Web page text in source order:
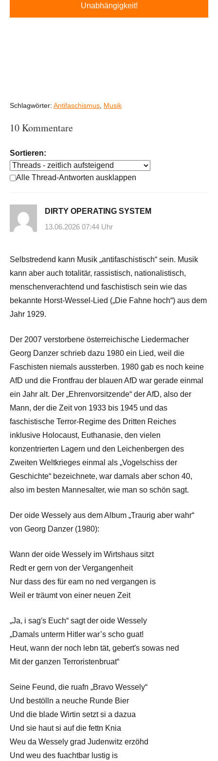
Unabhängigkeit!
Schlagwörter: Antifaschismus, Musik
10 Kommentare
Sortieren:
Alle Thread-Antworten ausklappen
DIRTY OPERATING SYSTEM
13.06.2026 07:44 Uhr
Selbstredend kann Musik „antifaschistisch“ sein. Musik
kann aber auch totalitär, rassistisch, nationalistisch,
menschenverachtend und faschistisch sein wie das
bekannte Horst-Wessel-Lied („Die Fahne hoch“) aus dem
Jahr 1929.
Der 2007 verstorbene österreichische Liedermacher
Georg Danzer schrieb dazu 1980 ein Lied, weil die
Faschisten niemals aussterben. 1980 gab es noch keine
AfD und die Frontfrau der blauen AfD war gerade einmal
ein Jahr alt. Der „Ehrenvorsitzende“ der AfD, also der
Mann, der die Zeit von 1933 bis 1945 und das
faschistische Terror-Regime des Dritten Reiches
inklusive Holocaust, Euthanasie, den vielen
konzentrierten Lagern und den Leichenbergen des
Zweiten Weltkrieges einmal als „Vogelschiss der
Geschichte“ bezeichnete, war damals aber schon 40,
also im besten Mannesalter, wie man so schön sagt.
Der oide Wessely aus dem Album „Traurig aber wahr“
von Georg Danzer (1980):
Wann der oide Wessely im Wirtshaus sitzt
Redt er gern von der Vergangenheit
Nur dass des für eam no ned vergangen is
Weil er träumt von einer neuen Zeit
„Ja, i sag′s Euch“ sagt der oide Wessely
„Damals unterm Hitler war’s scho guat!
Heut, wann der noch lebn tät, gebert′s sowas ned
Mit der ganzen Terroristenbruat“
Seine Feund, die ruafn „Bravo Wessely“
Und bestölln a neuche Runde Bier
Und die blade Wirtin setzt si a dazua
Und sie haut si auf die fettn Knia
Weu da Wessely grad Judenwitz erzöhd
Und weu des fuachtbar lustig is